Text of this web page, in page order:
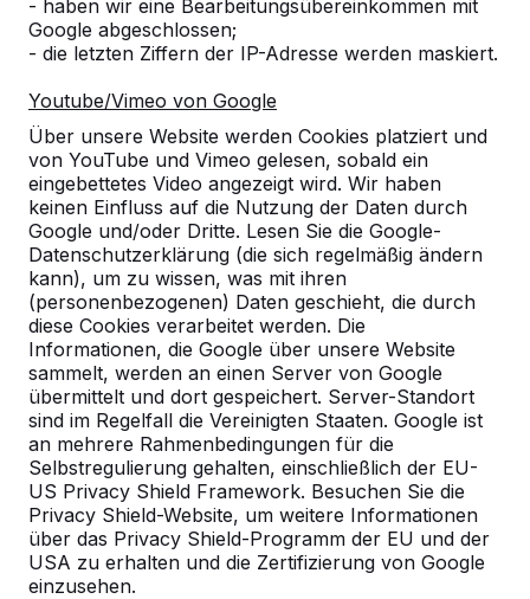
- haben wir eine Bearbeitungsübereinkommen mit
Google abgeschlossen;
- die letzten Ziffern der IP-Adresse werden maskiert.
Youtube/Vimeo von Google
Über unsere Website werden Cookies platziert und
von YouTube und Vimeo gelesen, sobald ein
eingebettetes Video angezeigt wird. Wir haben
keinen Einfluss auf die Nutzung der Daten durch
Google und/oder Dritte. Lesen Sie die Google-
Datenschutzerklärung (die sich regelmäßig ändern
kann), um zu wissen, was mit ihren
(personenbezogenen) Daten geschieht, die durch
diese Cookies verarbeitet werden. Die
Informationen, die Google über unsere Website
sammelt, werden an einen Server von Google
übermittelt und dort gespeichert. Server-Standort
sind im Regelfall die Vereinigten Staaten. Google ist
an mehrere Rahmenbedingungen für die
Selbstregulierung gehalten, einschließlich der EU-
US Privacy Shield Framework. Besuchen Sie die
Privacy Shield-Website, um weitere Informationen
über das Privacy Shield-Programm der EU und der
USA zu erhalten und die Zertifizierung von Google
einzusehen.
Alles anzeigen
Ort oder Postleitzahl suchen
Kontakt
HeBlad Deutschland
Diekerstraße 97
42781 Haan
Deutschland
+49 212 934 77 25
info@HeBlad.de